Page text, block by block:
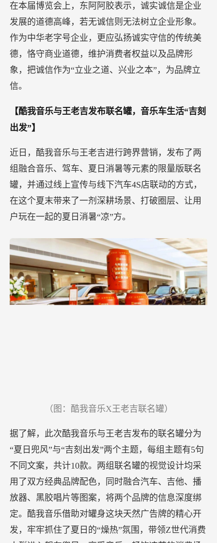
在本届博览会上，东阿阿胶表示，诚实诚信是企业
发展的道德高峰，若无诚信则无法树立企业形象。
作为中华老字号企业，更应弘扬诚实守信的传统美
德，恪守商业道德，维护消费者权益以及品牌形
象，把诚信作为“立业之道、兴业之本”，为品牌立
信。
【酷我音乐与王老吉发布联名罐，音乐车生活“吉刻
出发”】
近日，酷我音乐与王老吉进行跨界营销，发布了两
组融合音乐、驾车、夏日消暑等元素的限量版联名
罐，并通过线上宣传与线下汽车4S店联动的方式，
在这个夏末带来了一剂深耕场景、打破圈层、让用
户玩在一起的夏日消暑“凉”方。
（图：酷我音乐X王老吉联名罐）
据了解，此次酷我音乐与王老吉发布的联名罐分为
“夏日兜风”与“吉刻出发”两个主题，每组主题有5句
不同文案，共计10款。两组联名罐的视觉设计均采
用了双方经典品牌配色，同时融合汽车、吉他、播
放器、黑胶唱片等图案，将两个品牌的信息深度绑
定。酷我音乐借助对罐身这块天然广告牌的精心开
发，牢牢抓住了夏日的“燥热”氛围，带领Z世代消费